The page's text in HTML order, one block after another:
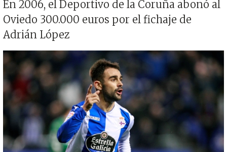
En 2006, el Deportivo de la Coruña abonó al
Oviedo 300.000 euros por el fichaje de
Adrián López
Imagen